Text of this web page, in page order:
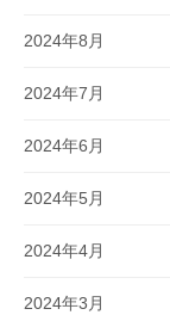
2024年8月
2024年7月
2024年6月
2024年5月
2024年4月
2024年3月